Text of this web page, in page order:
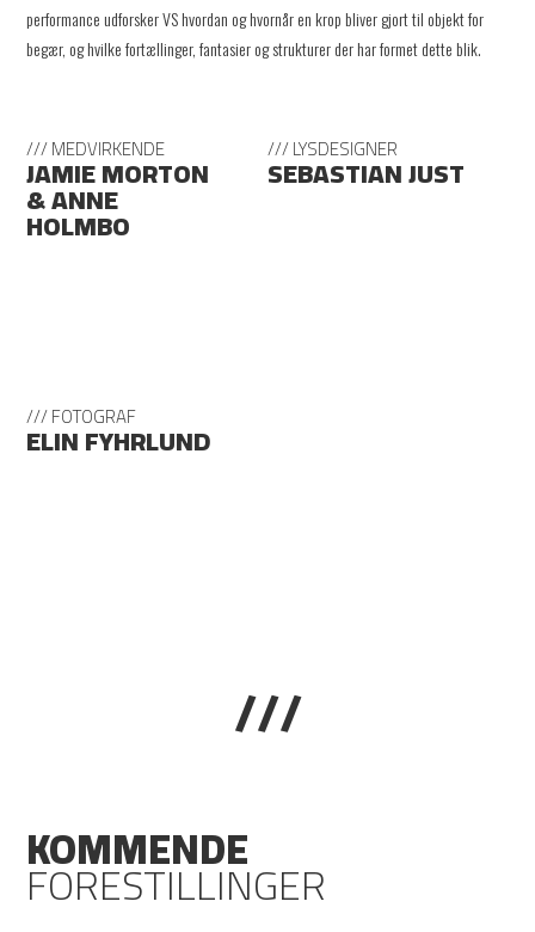
performance udforsker VS hvordan og hvornår en krop bliver gjort til objekt for
begær, og hvilke fortællinger, fantasier og strukturer der har formet dette blik.
/// MEDVIRKENDE
JAMIE MORTON
& ANNE
HOLMBO
/// LYSDESIGNER
SEBASTIAN JUST
/// FOTOGRAF
ELIN FYHRLUND
///
KOMMENDE
FORESTILLINGER